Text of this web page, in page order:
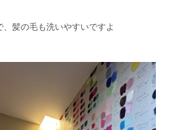
、髪の毛も洗いやすいですよ